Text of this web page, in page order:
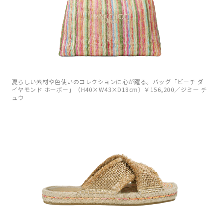
夏らしい素材や色使いのコレクションに心が躍る。バッグ「ビーチ ダ
イヤモンド ホーボー」（H40×W43×D18cm）￥156,200／ジミー チ
ュウ